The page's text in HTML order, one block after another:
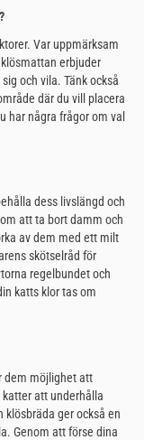
Var uppmärksam
erbjuder
och vila. Tänk också
där du vill placera
har några frågor om val
dess livslängd och
att ta bort damm och
av dem med ett milt
skötselråd för
regelbundet och
katts klor tas om
dem möjlighet att
att underhålla
klösbräda ger också en
Genom att förse dina